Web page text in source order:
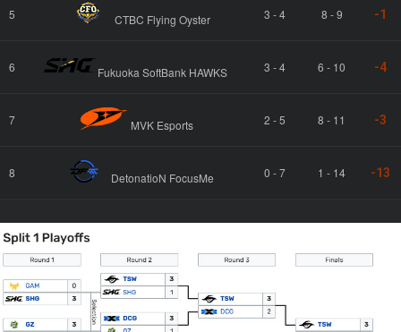
5 CTBC Flying Oyster 3 - 4 8 - 9 -1
6 Fukuoka SoftBank HAWKS 3 - 4 6 - 10 -4
7 MVK Esports 2 - 5 8 - 11 -3
8 DetonatioN FocusMe 0 - 7 1 - 14 -13